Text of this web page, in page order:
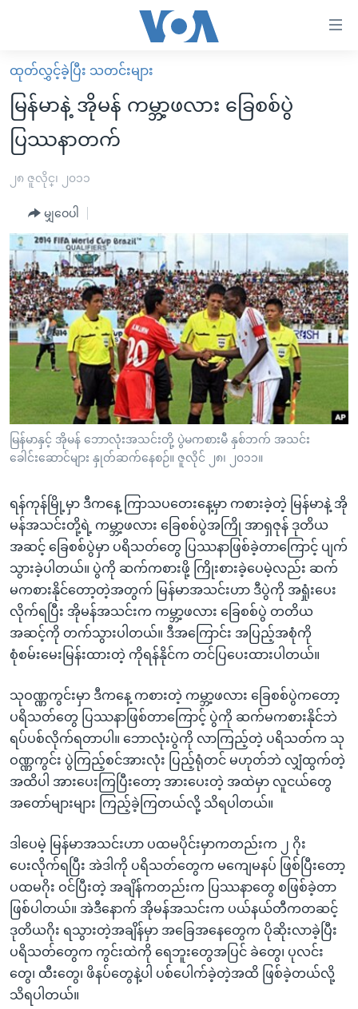
လွယ်ကူ
စေ
သည့်
Link
များ
အကြောင်းအရာ
သို့
ကျော်
ကြည့်
ရန်
ပင်မ
စာမျက်နှာ
သို့
ကျော်
ရှာဖွေ
မူလစာမျက်နှာ
မြန်မာ
ကမ္ဘာ့သတင်းများ
နိုင်ငံတကာ
အစ္စရေး-ပါလက်စတိုင်း
ဗွီဒီယို
ရပ်ဝန်းတခု လမ်းတခု အလွန်
အင်္ဂလိပ်စာလေ့လာမယ်
အမေရိကန်သုံးအီဒီယံ
မကြေးမုံရဲ့ အင်္ဂလိပ်စာ
ရုပ်ရှင်ထဲက အင်္ဂလိပ်စာ
သုတပဒေသာ အင်္ဂလိပ်စာ
အပတ်စဉ်ကဏ္ဍများ
ရေဒီယို
တီဗွီ
ရေဒီယိုနှင့်ရုပ်သံ အချက်အလက်များ
ရေဒီယို/တီဗွီအစီအစဉ်
Learning English
ဗွီအိုအေ လူမှုကွန်ယက်များ
ဘာသာစကားများ
ထုတ်လွှင့်ခဲ့ပြီး သတင်းများ
မြန်မာနဲ့ အိုမန် ကမ္ဘာ့ဖလား ခြေစစ်ပွဲ
ပြဿနာတက်
၂၈ ဇူလိုင္၊ ၂၀၁၁
မျှဝေပါ
မြန်မာနှင့် အိုမန် ဘောလုံးအသင်းတို့ ပွဲမကစားမီ နှစ်ဘက် အသင်း
ခေါင်းဆောင်များ နှုတ်ဆက်နေစဉ်။ ဇူလိုင် ၂၈၊ ၂၀၁၁။
ရန်ကုန်မြို့မှာ ဒီကနေ့ ကြာသပတေးနေ့မှာ ကစားခဲ့တဲ့ မြန်မာနဲ့ အို
မန်အသင်းတို့ရဲ့ ကမ္ဘာ့ဖလား ခြေစစ်ပွဲအကြို အာရှဇုန် ဒုတိယ
အဆင့် ခြေစစ်ပွဲမှာ ပရိသတ်တွေ ပြဿနာဖြစ်ခဲ့တာကြောင့် ပျက်
သွားခဲ့ပါတယ်။ ပွဲကို ဆက်ကစားဖို့ ကြိုးစားခဲ့ပေမဲ့လည်း ဆက်
မကစားနိုင်တော့တဲ့အတွက် မြန်မာအသင်းဟာ ဒီပွဲကို အရှုံးပေး
လိုက်ရပြီး အိုမန်အသင်းက ကမ္ဘာ့ဖလား ခြေစစ်ပွဲ တတိယ
အဆင့်ကို တက်သွားပါတယ်။ ဒီအကြောင်း အပြည့်အစုံကို
စုံစမ်းမေးမြန်းထားတဲ့ ကိုရန်နိုင်က တင်ပြပေးထားပါတယ်။
သုဝဏ္ဏကွင်းမှာ ဒီကနေ့ ကစားတဲ့ ကမ္ဘာ့ဖလား ခြေစစ်ပွဲကတော့
ပရိသတ်တွေ ပြဿနာဖြစ်တာကြောင့် ပွဲကို ဆက်မကစားနိုင်ဘဲ
ရပ်ပစ်လိုက်ရတာပါ။ ဘောလုံးပွဲကို လာကြည့်တဲ့ ပရိသတ်က သု
ဝဏ္ဏကွင်း ပွဲကြည့်စင်အားလုံး ပြည့်ရုံတင် မဟုတ်ဘဲ လျှံထွက်တဲ့
အထိပါ အားပေးကြပြီးတော့ အားပေးတဲ့ အထဲမှာ လူငယ်တွေ
အတော်များများ ကြည့်ခဲ့ကြတယ်လို့ သိရပါတယ်။
ဒါပေမဲ့ မြန်မာအသင်းဟာ ပထမပိုင်းမှာကတည်းက ၂ ဂိုး
ပေးလိုက်ရပြီး အဲဒါကို ပရိသတ်တွေက မကျေမနပ် ဖြစ်ပြီးတော့
ပထမဂိုး ဝင်ပြီးတဲ့ အချိန်ကတည်းက ပြဿနာတွေ စဖြစ်ခဲ့တာ
ဖြစ်ပါတယ်။ အဲဒီနောက် အိုမန်အသင်းက ပယ်နယ်တီကတဆင့်
ဒုတိယဂိုး ရသွားတဲ့အချိန်မှာ အခြေအနေတွေက ပိုဆိုးလာခဲ့ပြီး
ပရိသတ်တွေက ကွင်းထဲကို ရေဘူးတွေအပြင် ခဲတွေ၊ ပုလင်း
တွေ၊ ထီးတွေ၊ ဖိနပ်တွေနဲ့ပါ ပစ်ပေါက်ခဲ့တဲ့အထိ ဖြစ်ခဲ့တယ်လို့
သိရပါတယ်။